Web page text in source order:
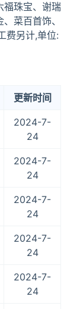
福珠宝、谢瑞
菜百首饰、
费另计,单位:
更新时间
2024-7-
24
2024-7-
24
2024-7-
24
2024-7-
24
2024-7-
24